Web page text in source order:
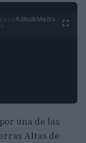
Adhub Media
una de las
Altas de